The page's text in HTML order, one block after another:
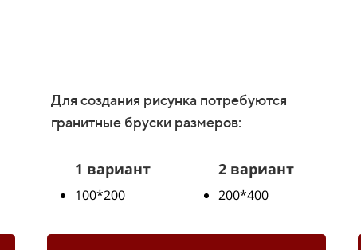
Для создания рисунка потребуются
гранитные бруски размеров:
1 вариант
100*200
2 вариант
200*400